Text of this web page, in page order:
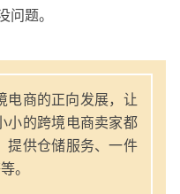
问题。
电商的正向发展，让
小的跨境电商卖家都
提供仓储服务、一件
。